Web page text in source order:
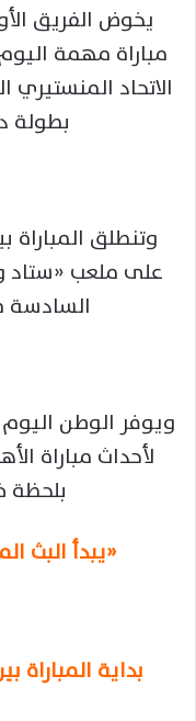
يخوض الفريق
بطولة
وتنطلق المباراة
على ملعب «ستاد
السادسة
ويوفر الوطن
لأحداث مباراة
بلحظة
«يبدأ البث
بداية المباراة